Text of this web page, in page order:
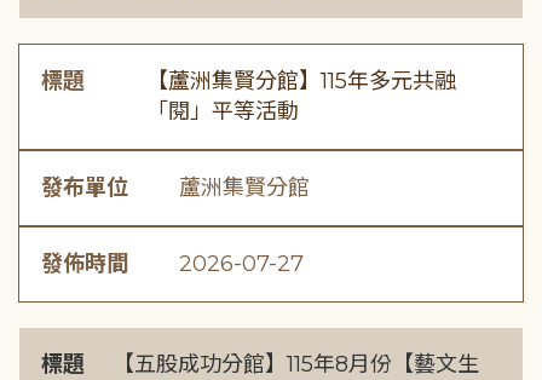
標題
【蘆洲集賢分館】115年多元共融
「閱」平等活動
發布單位 蘆洲集賢分館
發佈時間 2026-07-27
標題
【五股成功分館】115年8月份【藝文生